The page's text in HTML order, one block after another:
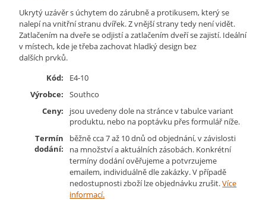
Ukrytý uzávěr s úchytem do zárubně a protikusem, který se
nalepí na vnitřní stranu dvířek. Z vnější strany tedy není vidět.
Zatlačením na dveře se odjistí a zatlačením dveří se zajistí. Ideální
v místech, kde je třeba zachovat hladký design bez
dalších prvků.
Kód:
E4-10
Výrobce:
Southco
Ceny:
jsou uvedeny dole na stránce v tabulce variant
produktu, nebo na poptávku přes formulář níže.
Termín
dodání:
běžně cca 7 až 10 dnů od objednání, v závislosti
na množství a aktuálních zásobách. Konkrétní
termíny dodání ověřujeme a potvrzujeme
emailem, individuálně dle zakázky. V případě
nedostupnosti zboží lze objednávku zrušit.Více
informací.